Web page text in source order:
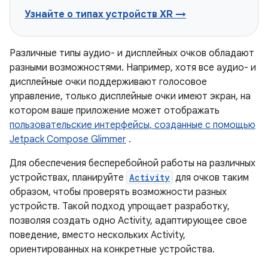
Узнайте о типах устройств XR →
Различные типы аудио- и дисплейных очков обладают
разными возможностями. Например, хотя все аудио- и
дисплейные очки поддерживают голосовое
управление, только дисплейные очки имеют экран, на
котором ваше приложение может отображать
пользовательские интерфейсы, созданные с помощью
Jetpack Compose Glimmer .
Для обеспечения бесперебойной работы на различных
устройствах, планируйте Activity для очков таким
образом, чтобы проверять возможности разных
устройств. Такой подход упрощает разработку,
позволяя создать одно Activity, адаптирующее свое
поведение, вместо нескольких Activity,
ориентированных на конкретные устройства.